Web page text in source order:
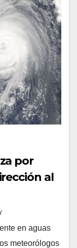
por
al
en aguas
meteorólogos